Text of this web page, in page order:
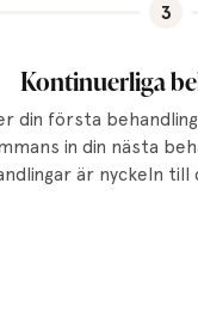
3
Kontinuerliga
din första
in din nästa
är nyckeln